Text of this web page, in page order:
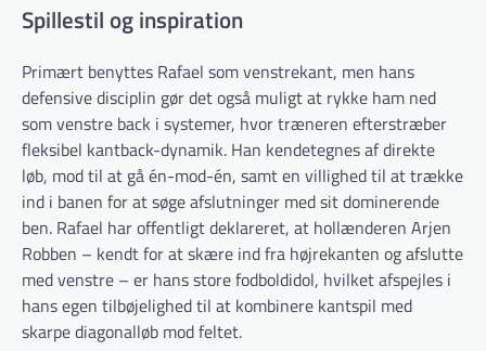
Spillestil og inspiration
Primært benyttes Rafael som venstrekant, men hans
defensive disciplin gør det også muligt at rykke ham ned
som venstre back i systemer, hvor træneren efterstræber
fleksibel kantback-dynamik. Han kendetegnes af direkte
løb, mod til at gå én-mod-én, samt en villighed til at trække
ind i banen for at søge afslutninger med sit dominerende
ben. Rafael har offentligt deklareret, at hollænderen Arjen
Robben – kendt for at skære ind fra højrekanten og afslutte
med venstre – er hans store fodboldidol, hvilket afspejles i
hans egen tilbøjelighed til at kombinere kantspil med
skarpe diagonalløb mod feltet.